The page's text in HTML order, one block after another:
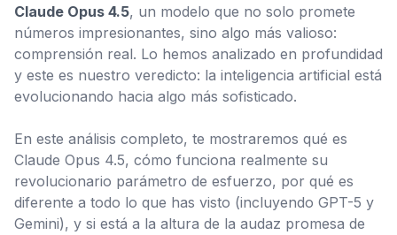
Claude Opus 4.5, un modelo que no solo promete
números impresionantes, sino algo más valioso:
comprensión real. Lo hemos analizado en profundidad
y este es nuestro veredicto: la inteligencia artificial está
evolucionando hacia algo más sofisticado.
En este análisis completo, te mostraremos qué es
Claude Opus 4.5, cómo funciona realmente su
revolucionario parámetro de esfuerzo, por qué es
diferente a todo lo que has visto (incluyendo GPT-5 y
Gemini), y si está a la altura de la audaz promesa de